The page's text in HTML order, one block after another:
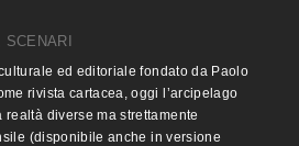
SCENARI
ed editoriale fondato da Paolo
rivista cartacea, oggi l’arcipelago
realtà diverse ma strettamente
(disponibile anche in versione